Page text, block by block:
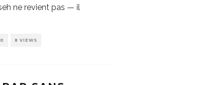
ne revient pas — il
0 8 VIEWS